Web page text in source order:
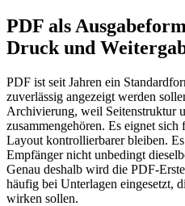
PDF als
Druck und
PDF ist seit Jahren ein
zuverlässig angezeigt werden
Archivierung, weil Seitenstruktur
zusammengehören. Es eignet
Layout kontrollierbarer bleiben.
Empfänger nicht unbedingt
Genau deshalb wird die PDF-
häufig bei Unterlagen eingesetzt,
wirken sollen.